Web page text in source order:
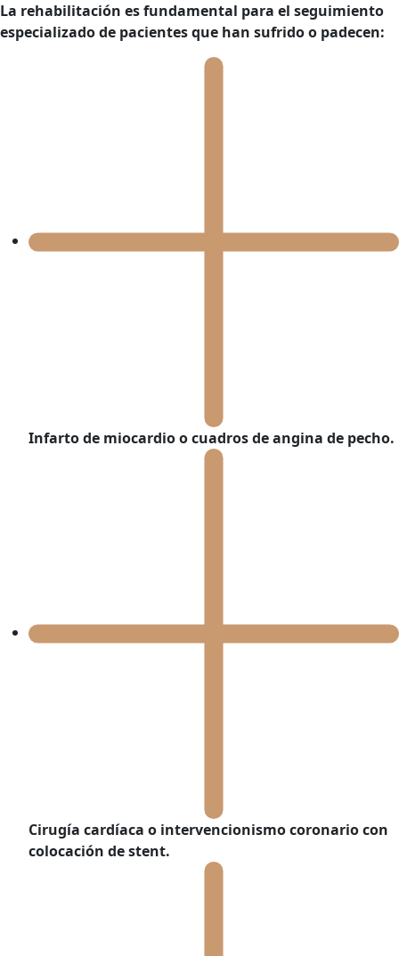
La rehabilitación es fundamental para el seguimiento
especializado de pacientes que han sufrido o padecen:
Infarto de miocardioo cuadros de angina de pecho.
Cirugía cardíaca o intervencionismo coronario con
colocación de stent.